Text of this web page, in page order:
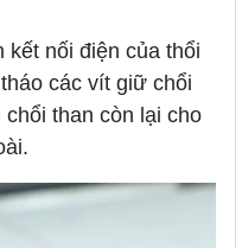
kết nối điện của thổi
các vít giữ chổi
than còn lại cho